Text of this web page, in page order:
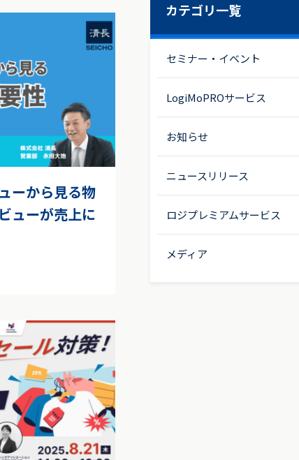
ーから見る物
ューが売上に
カテゴリ一覧
セミナー・イベント
LogiMoPROサービス
お知らせ
ニュースリリース
ロジプレミアムサービス
メディア